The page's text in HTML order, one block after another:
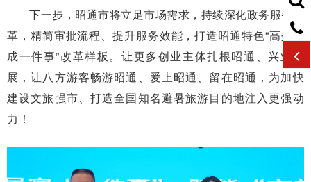
下一步，昭通市将立足市场需求，持续深化政务服务改
革，精简审批流程、提升服务效能，打造昭通特色“高效办
成一件事”改革样板。让更多创业主体扎根昭通、兴业发
展，让八方游客畅游昭通、爱上昭通、留在昭通，为加快
建设文旅强市、打造全国知名避暑旅游目的地注入更强动
力！